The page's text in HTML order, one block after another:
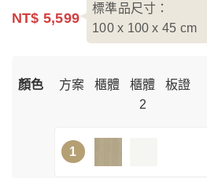
NT$ 5,599
標準品尺寸：
100 x 100 x 45 cm
顏色 方案 櫃體
櫃體
2
板證
1